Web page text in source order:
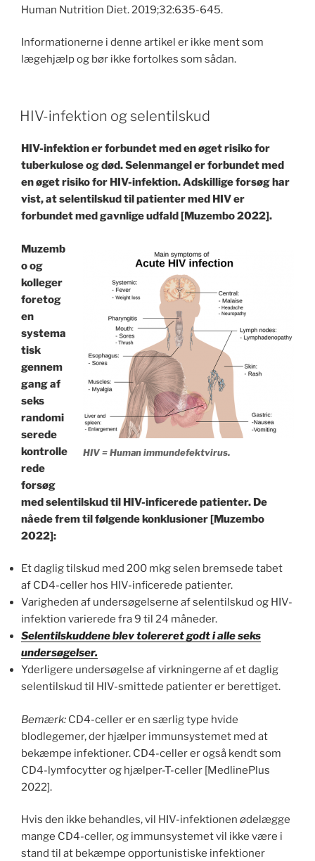
Human Nutrition Diet. 2019;32:635-645.
Informationerne i denne artikel er ikke ment som
lægehjælp og bør ikke fortolkes som sådan.
POSTED
ON
HIV-infektion og selentilskud
HIV-infektion er forbundet med en øget risiko for
tuberkulose og død. Selenmangel er forbundet med
en øget risiko for HIV-infektion. Adskillige forsøg har
vist, at selentilskud til patienter med HIV er
forbundet med gavnlige udfald [Muzembo 2022].
HIV = Human immundefektvirus.
Muzemb
o og
kolleger
foretog
en
systema
tisk
gennem
gang af
seks
randomi
serede
kontrolle
rede
forsøg
med selentilskud til HIV-inficerede patienter. De
nåede frem til følgende konklusioner [Muzembo
2022]:
Et daglig tilskud med 200 mkg selen bremsede tabet
af CD4-celler hos HIV-inficerede patienter.
Varigheden af undersøgelserne af selentilskud og HIV-
infektion varierede fra 9 til 24 måneder.
Selentilskuddene blev tolereret godt i alle seks
undersøgelser.
Yderligere undersøgelse af virkningerne af et daglig
selentilskud til HIV-smittede patienter er berettiget.
Bemærk: CD4-celler er en særlig type hvide
blodlegemer, der hjælper immunsystemet med at
bekæmpe infektioner. CD4-celler er også kendt som
CD4-lymfocytter og hjælper-T-celler [MedlinePlus
2022].
Hvis den ikke behandles, vil HIV-infektionen ødelægge
mange CD4-celler, og immunsystemet vil ikke være i
stand til at bekæmpe opportunistiske infektioner